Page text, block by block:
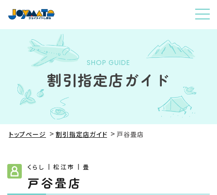
SHOP GUIDE
割引指定店ガイド
トップページ 割引指定店ガイド 戸谷畳店
くらし 松江市 畳
戸谷畳店